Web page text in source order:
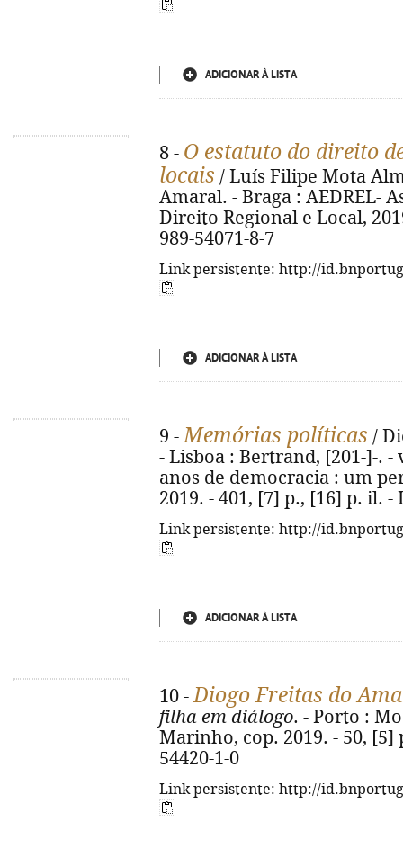
ADICIONAR À LISTA
8 - O estatuto do direito
locais / Luís Filipe Mota
Amaral. - Braga : AEDREL-
Direito Regional e Local,
989-54071-8-7
Link persistente: http://
ADICIONAR À LISTA
9 -Memórias políticas /
- Lisboa : Bertrand, [201-]-. -
anos de democracia : um
2019. - 401, [7] p., [16] p. il. -
Link persistente: http://
ADICIONAR À LISTA
10 -Diogo Freitas do
filha em diálogo. - Porto :
Marinho, cop. 2019. - 50, [5]
54420-1-0
Link persistente: http://